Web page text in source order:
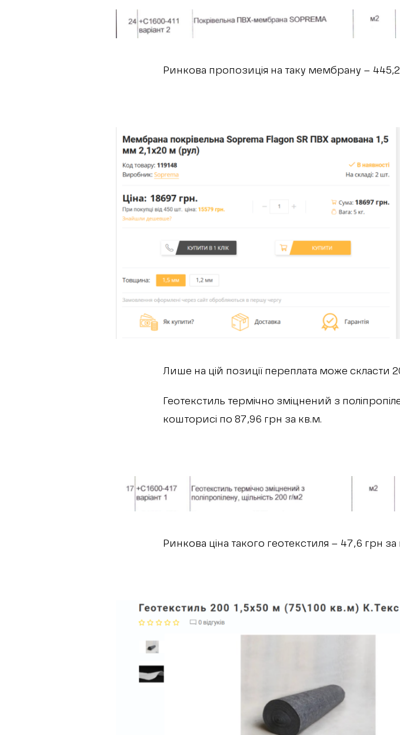
Ринкова пропозиція на таку мембрану –
Лише на цій позиції переплата може скласти
Геотекстиль термічно зміцнений з
кошторисі по 87,96 грн за кв.м.
Ринкова ціна такого геотекстиля – 47,6 грн за